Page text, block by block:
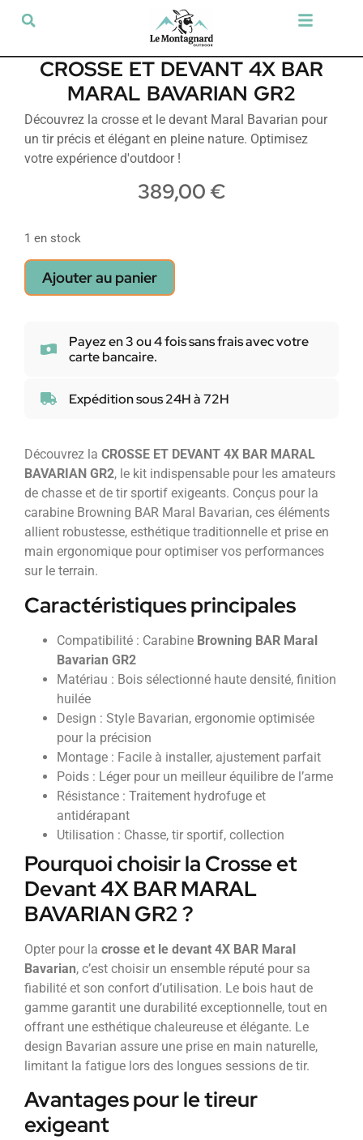
CROSSE ET DEVANT 4X BAR
MARAL BAVARIAN GR2
Découvrez la crosse et le devant Maral Bavarian pour
un tir précis et élégant en pleine nature. Optimisez
votre expérience d'outdoor !
389,00 €
1 en stock
Ajouter au panier
Payez en 3 ou 4 fois sans frais avec votre
carte bancaire.
Expédition sous 24H à 72H
Découvrez la CROSSE ET DEVANT 4X BAR MARAL
BAVARIAN GR2, le kit indispensable pour les amateurs
de chasse et de tir sportif exigeants. Conçus pour la
carabine Browning BAR Maral Bavarian, ces éléments
allient robustesse, esthétique traditionnelle et prise en
main ergonomique pour optimiser vos performances
sur le terrain.
Caractéristiques principales
Compatibilité : Carabine Browning BAR Maral
Bavarian GR2
Matériau : Bois sélectionné haute densité, finition
huilée
Design : Style Bavarian, ergonomie optimisée
pour la précision
Montage : Facile à installer, ajustement parfait
Poids : Léger pour un meilleur équilibre de l’arme
Résistance : Traitement hydrofuge et
antidérapant
Utilisation : Chasse, tir sportif, collection
Pourquoi choisir la Crosse et
Devant 4X BAR MARAL
BAVARIAN GR2 ?
Opter pour la crosse et le devant 4X BAR Maral
Bavarian, c’est choisir un ensemble réputé pour sa
fiabilité et son confort d’utilisation. Le bois haut de
gamme garantit une durabilité exceptionnelle, tout en
offrant une esthétique chaleureuse et élégante. Le
design Bavarian assure une prise en main naturelle,
limitant la fatigue lors des longues sessions de tir.
Avantages pour le tireur
exigeant